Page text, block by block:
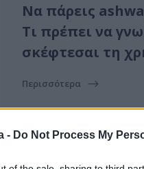
- Do Not Process My
Να πάρεις
Τι πρέπει να
σκέφτεσαι τη
Περισσότερα